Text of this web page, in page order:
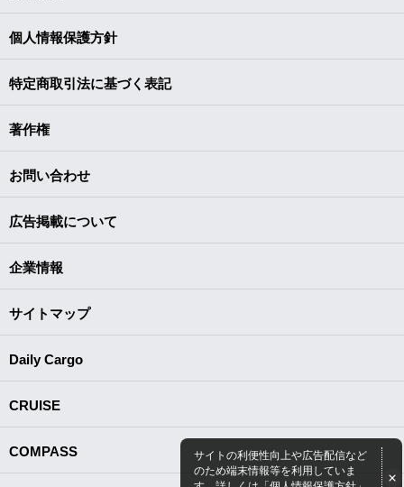
サイトの利便性向上や広告配信など
のため端末情報等を利用していま
個人情報保護方針
特定商取引法に基づく表記
著作権
お問い合わせ
広告掲載について
企業情報
サイトマップ
Daily Cargo
CRUISE
COMPASS